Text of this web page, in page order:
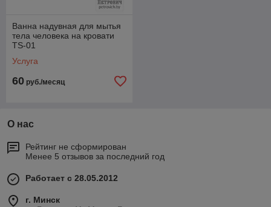
Ванна надувная для мытья
тела человека на кровати
TS-01
Услуга
60 руб./месяц
О нас
Рейтинг не сформирован
Менее 5 отзывов за последний год
Работает с 28.05.2012
г. Минск